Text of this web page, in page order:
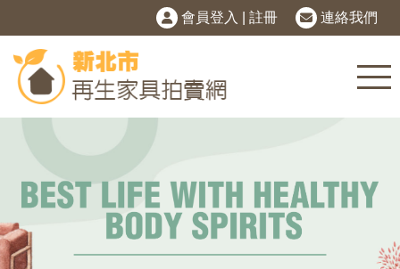
會員登入 註冊 連絡我們